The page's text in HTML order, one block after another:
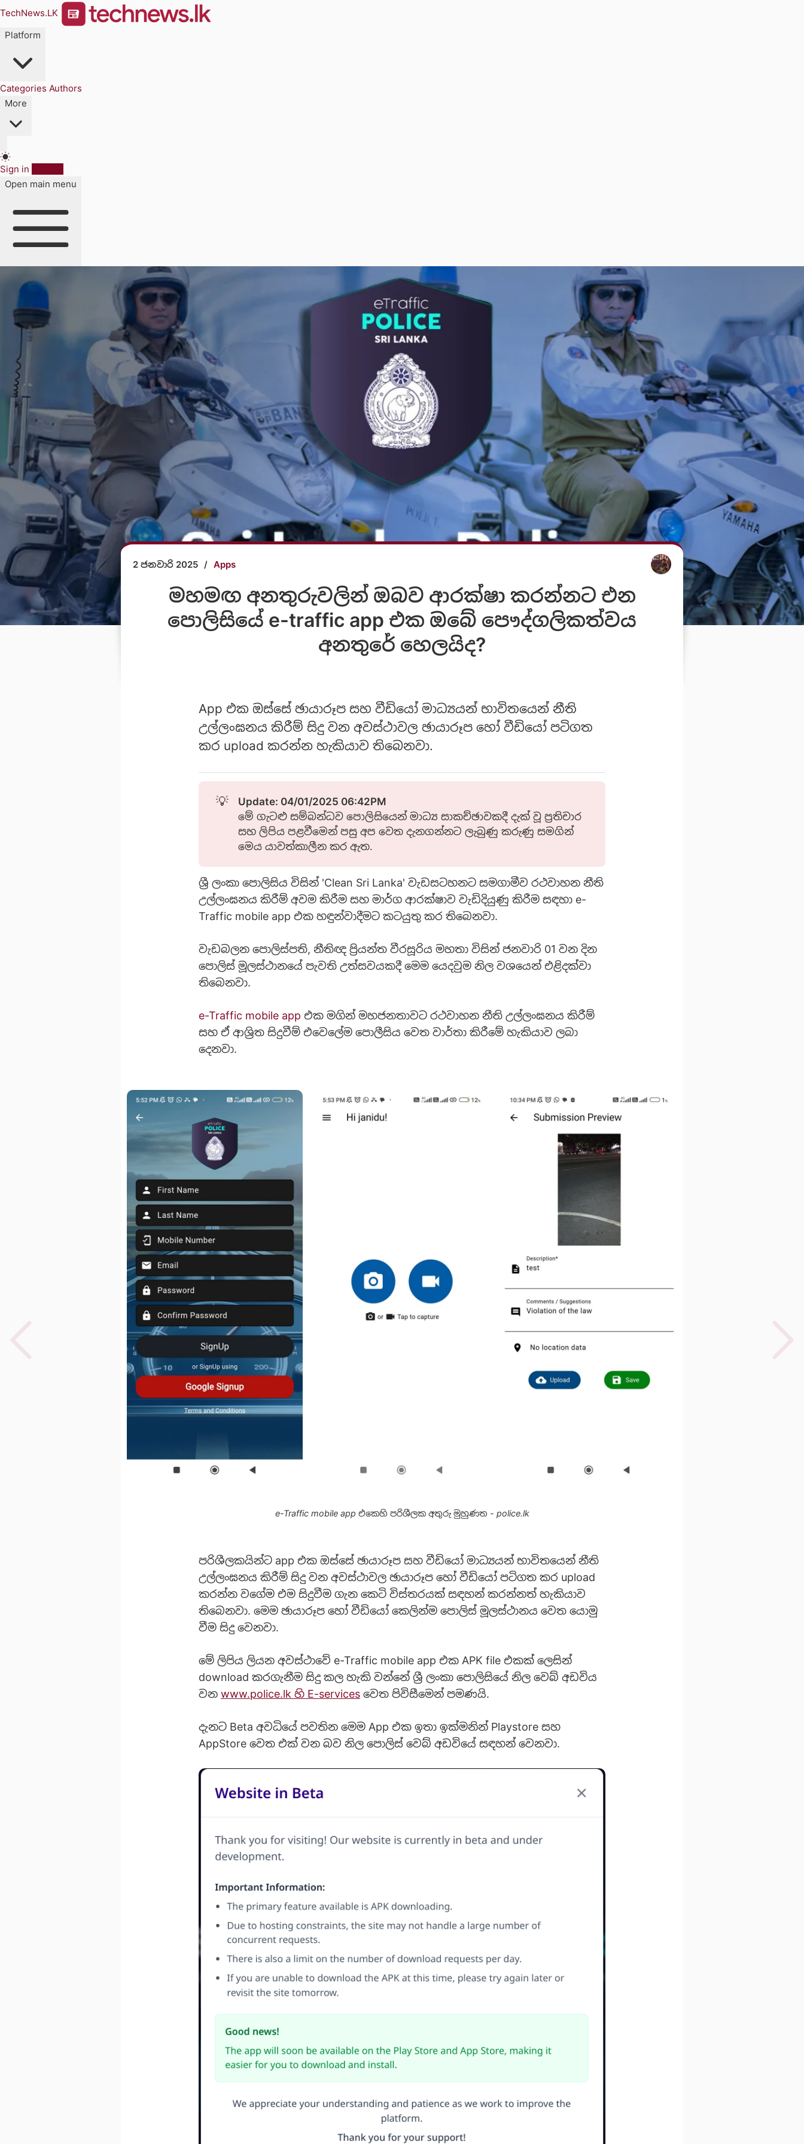
TechNews.LK
Platform
Categories Authors
More
Sign in
Open main menu
2 ජනවාරි 2025 / Apps
මහමඟ අනතුරුවලින් ඔබව ආරක්ෂා කරන්නට එන
පොලිසියේ e-traffic app එ​ක ඔබේ පෞද්ගලිකත්වය
අනතුරේ හෙලයිද?
App එක ඔස්සේ ඡායාරූප සහ වීඩියෝ මාධ්‍යයන් භාවිතයෙන් නීති
උල්ලංඝනය කිරීම් සිදු වන අවස්ථාවල ඡායාරූප හෝ වීඩියෝ පටිගත
කර upload කරන්න හැකියාව තිබෙනවා.
💡
Update: 04/01/2025 06:42PM
මේ ගැටළු සම්බන්ධව පොලිසියෙන් මාධ්‍ය සාකච්ඡාවකදී දැක් වූ ප්‍රතිචාර
සහ ලිපිය පළවීමෙන් පසු අප වෙත දැනගන්නට ලැබුණු කරුණු සමගින්
මෙය යාවත්කාලීන කර ඇත.
ශ්‍රී ලංකා පොලිසිය විසින් 'Clean Sri Lanka' වැඩසටහනට සමගාමීව රථවාහන නීති
උල්ලංඝනය කිරීම් අවම කිරීම සහ මාර්ග ආරක්ෂාව වැඩිදියුණු කිරීම සඳහා e-
Traffic mobile app එක හඳුන්වාදීමට කටයුතු කර තිබෙනවා.
වැඩබලන පොලිස්පති, නීතිඥ ප්‍රියන්ත වීරසූරිය මහතා විසින් ජනවාරි 01 වන දින
පොලිස් මූලස්ථානයේ පැවති උත්සවයකදී මෙම යෙදවුම නිල වශයෙන් එළිදක්වා
තිබෙනවා.
e-Traffic mobile app එක මගින් මහජනතාවට රථවාහන නීති උල්ලංඝනය කිරීම්
සහ ඒ ආශ්‍රිත සිදුවීම් එවෙලේම පොලීසිය වෙත වාර්තා කිරීමේ හැකියාව ලබා
දෙනවා.
e-Traffic mobile app එකෙහි පරිශීලක අතුරු මුහුණත - police.lk
පරිශීලකයින්ට app එක ඔස්සේ ඡායාරූප සහ වීඩියෝ මාධ්‍යයන් භාවිතයෙන් නීති
උල්ලංඝනය කිරීම් සිදු වන අවස්ථාවල ඡායාරූප හෝ වීඩියෝ පටිගත කර upload
කරන්න වගේම එම සිදුවීම ගැන කෙටි විස්තරයක් සඳහන් කරන්නත් හැකියාව
තිබෙනවා. මෙම ඡායාරූප හෝ වීඩියෝ කෙලින්ම පොලිස් මූලස්ථානය වෙත යොමු
වීම සිදු වෙනවා.
මේ ලිපිය ලියන අවස්ථාවේ e-Traffic mobile app එක APK file එකක් ලෙසින්
download කරගැනීම සිදු කල හැකි වන්නේ ශ්‍රී ලංකා පොලිසියේ නිල වෙබ් අඩවිය
වන www.police.lk හි E-services වෙත පිවිසීමෙන් පමණයි.
දැනට Beta අවධියේ පවතින මෙම App එක ඉතා ඉක්මනින් Playstore සහ
AppStore වෙත එක් වන බව නිල පොලිස් වෙබ් අඩවියේ සඳහන් වෙනවා.